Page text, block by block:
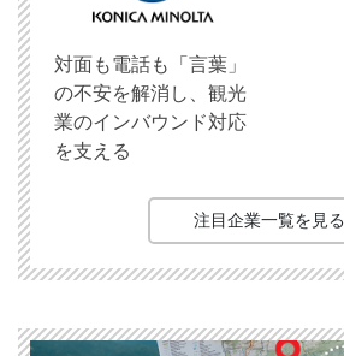
対面も電話も「言葉」
の不安を解消し、観光
業のインバウンド対応
を支える
注目企業一覧を見る